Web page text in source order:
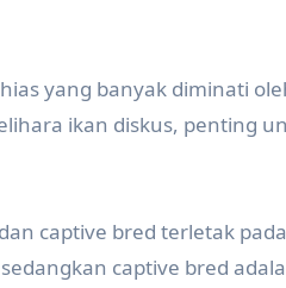
yang banyak diminati
ikan diskus, penting
captive bred terletak
captive bred